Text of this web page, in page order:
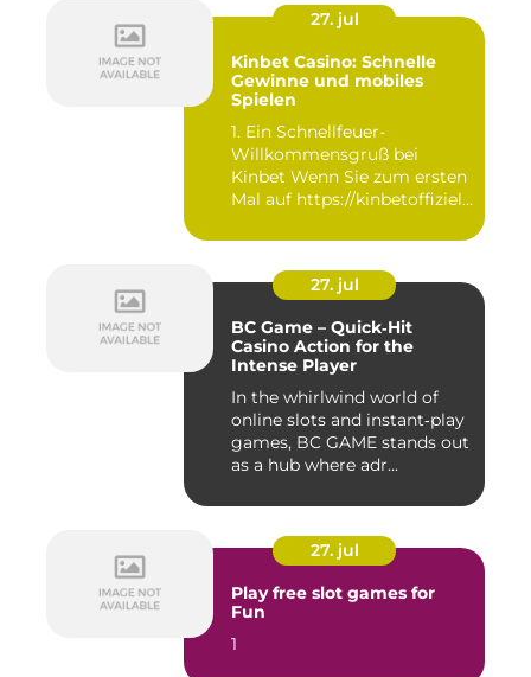
27. jul
Kinbet Casino: Schnelle
Gewinne und mobiles
Spielen
1. Ein Schnellfeuer-
Willkommensgruß bei
Kinbet Wenn Sie zum ersten
Mal auf https://kinbetoffiziell-
27. jul
BC Game – Quick‑Hit
Casino Action for the
Intense Player
In the whirlwind world of
online slots and instant‑play
games, BC GAME stands out
as a hub where adr...
27. jul
Play free slot games for
Fun
1